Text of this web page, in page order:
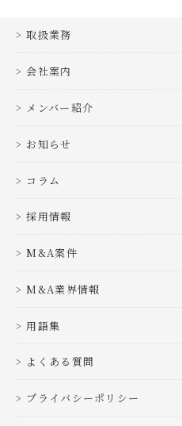
取扱業務
会社案内
メンバー紹介
お知らせ
コラム
採用情報
M&A案件
M&A業界情報
用語集
よくある質問
プライバシーポリシー